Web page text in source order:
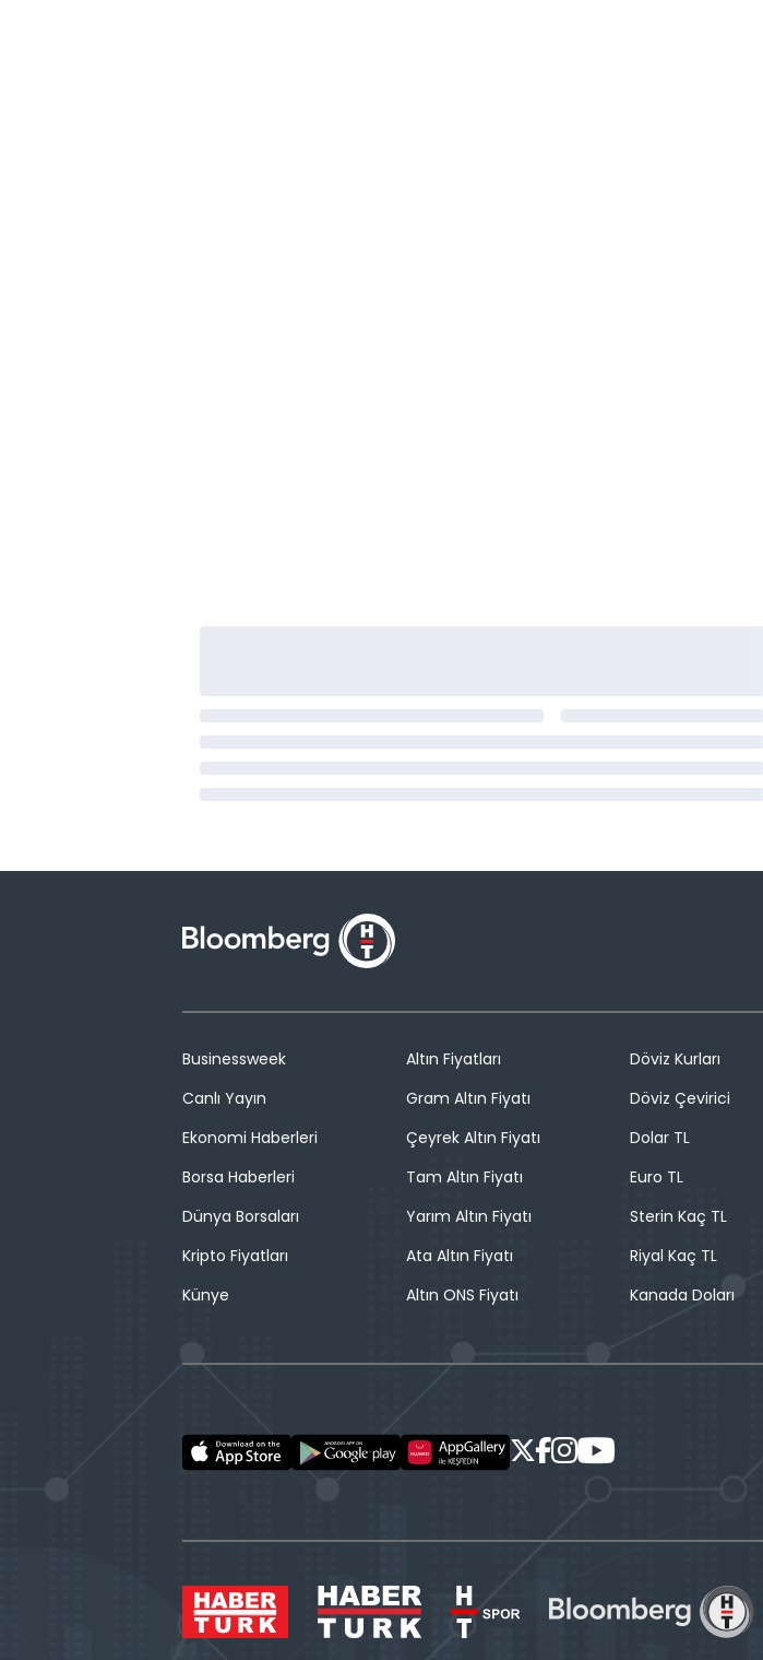
Businessweek
Canlı Yayın
Ekonomi Haberleri
Borsa Haberleri
Dünya Borsaları
Kripto Fiyatları
Künye
Altın Fiyatları
Gram Altın Fiyatı
Çeyrek Altın Fiyatı
Tam Altın Fiyatı
Yarım Altın Fiyatı
Ata Altın Fiyatı
Altın ONS Fiyatı
Döviz Kurları
Döviz Çevirici
Dolar TL
Euro TL
Sterin Kaç TL
Riyal Kaç TL
Kanada Doları